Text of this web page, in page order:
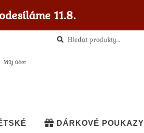
11.8.
Můj účet
Hledat:
Hledat
DÁRKOVÉ POUKAZY